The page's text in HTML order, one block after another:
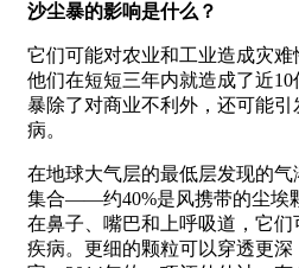
沙尘暴的影响是什么？
它们可能对农业和工业造成灾难
他们在短短三年内就造成了近
暴除了对商业不利外，还可能
病。
在地球大气层的最低层发现的
集合——约40%是风携带的尘埃
在鼻子、嘴巴和上呼吸道，它
疾病。更细的颗粒可以穿透更